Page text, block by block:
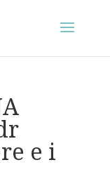
e i